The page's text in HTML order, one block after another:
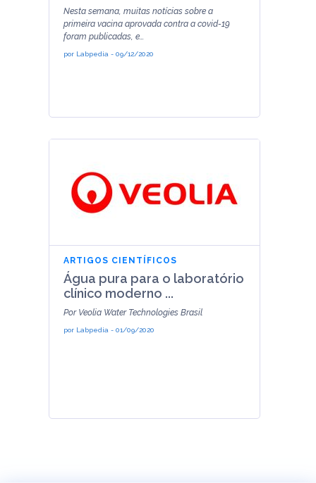
Nesta semana, muitas notícias sobre a
primeira vacina aprovada contra a covid-19
foram publicadas, e...
por Labpedia - 09/12/2020
ARTIGOS CIENTÍFICOS
Água pura para o laboratório
clínico moderno ...
Por Veolia Water Technologies Brasil
por Labpedia - 01/09/2020